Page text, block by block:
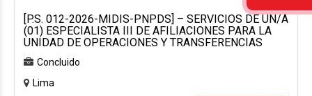
[P.S. 012-2026-MIDIS-PNPDS] – SERVICIOS DE UN/A
(01) ESPECIALISTA III DE AFILIACIONES PARA LA
UNIDAD DE OPERACIONES Y TRANSFERENCIAS
Concluido
Lima